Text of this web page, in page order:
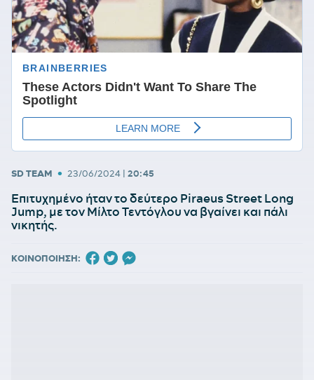
SD TEAM • 23/06/2024 | 20:45
Επιτυχημένο ήταν το δεύτερο Piraeus Street Long
Jump, με τον Μίλτο Τεντόγλου να βγαίνει και πάλι
νικητής.
ΚΟΙΝΟΠΟΙΗΣΗ: